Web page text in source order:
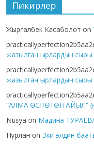
Пикирлер
Жыргалбек Касаболот on
жазылган ырлардын сыры
жазылган ырлардын сыры
“АЛМА ӨСПӨГӨН АЙЫЛ”
Nusya on Мадина
Нұрлан on Эки элдин